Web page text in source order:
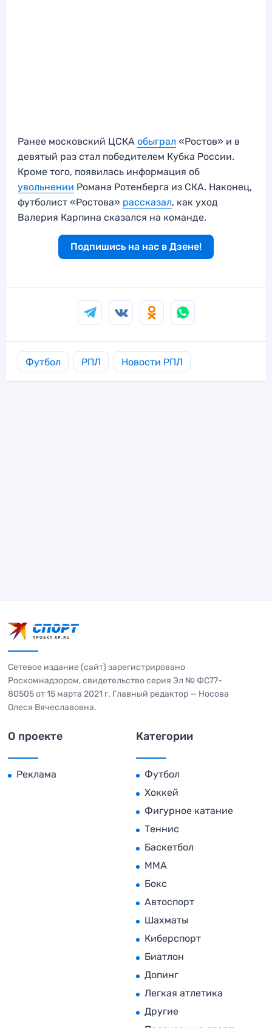
Ранее московский ЦСКА обыграл «Ростов» и в
девятый раз стал победителем Кубка России.
Кроме того, появилась информация об
увольнении Романа Ротенберга из СКА. Наконец,
футболист «Ростова» рассказал, как уход
Валерия Карпина сказался на команде.
Подпишись на нас в Дзене!
Футбол РПЛ Новости РПЛ
Сетевое издание (сайт) зарегистрировано
Роскомнадзором, свидетельство серия Эл № ФС77-
80505 от 15 марта 2021 г. Главный редактор — Носова
Олеся Вячеславовна.
О проекте
Реклама
Категории
Футбол
Хоккей
Фигурное катание
Теннис
Баскетбол
MMA
Бокс
Автоспорт
Шахматы
Киберспорт
Биатлон
Допинг
Легкая атлетика
Другие